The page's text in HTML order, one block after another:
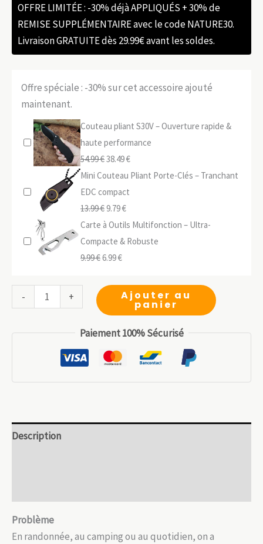
OFFRE LIMITÉE : -30% déjà APPLIQUÉS + 30% de
REMISE SUPPLÉMENTAIRE avec le code NATURE30.
Livraison GRATUITE dès 29.99€ avant les soldes.
Offre spéciale : -30% sur cet accessoire ajouté
maintenant.
Couteau pliant S30V – Ouverture rapide &
haute performance
54.99€ Le
prix
initial
était :
54.99 €.
38.49€Le
prix
38.49 €.
Mini Couteau Pliant Porte-Clés – Tranchant
EDC compact
13.99€Le
prix
initial
était :
9.79€Le
prix
actuel
Carte à Outils Multifonction – Ultra-
Compacte & Robuste
9.99€Le
initial
6.99€Le
actuel
est :
-
quantité
de
en
acier
+ Ajouter au
panier
Paiement 100% Sécurisé
Description
Problème
En randonnée, au camping ou au quotidien, on a